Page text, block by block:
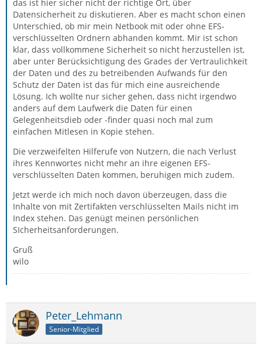
das ist hier sicher nicht der richtige Ort, über
Datensicherheit zu diskutieren. Aber es macht schon einen
Unterschied, ob mir mein Netbook mit oder ohne EFS-
verschlüsselten Ordnern abhanden kommt. Mir ist schon
klar, dass vollkommene Sicherheit so nicht herzustellen ist,
aber unter Berücksichtigung des Grades der Vertraulichkeit
der Daten und des zu betreibenden Aufwands für den
Schutz der Daten ist das für mich eine ausreichende
Lösung. Ich wollte nur sicher gehen, dass nicht irgendwo
anders auf dem Laufwerk die Daten für einen
Gelegenheitsdieb oder -finder quasi noch mal zum
einfachen Mitlesen in Kopie stehen.
Die verzweifelten Hilferufe von Nutzern, die nach Verlust
ihres Kennwortes nicht mehr an ihre eigenen EFS-
verschlüsselten Daten kommen, beruhigen mich zudem.
Jetzt werde ich mich noch davon überzeugen, dass die
Inhalte von mit Zertifakten verschlüsselten Mails nicht im
Index stehen. Das genügt meinen persönlichen
SIcherheitsanforderungen.
Gruß
wilo
Peter_Lehmann
Senior-Mitglied